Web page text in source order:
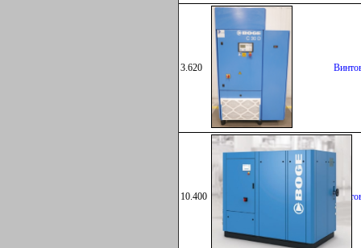
3.620
10.400